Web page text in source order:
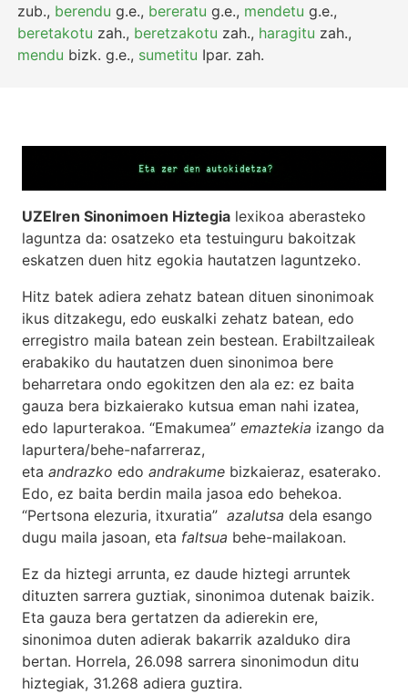
zub., berendu g.e., bereratu g.e., mendetu g.e.,
beretakotu zah., beretzakotu zah., haragitu zah.,
mendu bizk. g.e., sumetitu Ipar. zah.
UZEIren Sinonimoen Hiztegia lexikoa aberasteko
laguntza da: osatzeko eta testuinguru bakoitzak
eskatzen duen hitz egokia hautatzen laguntzeko.
Hitz batek adiera zehatz batean dituen sinonimoak
ikus ditzakegu, edo euskalki zehatz batean, edo
erregistro maila batean zein bestean. Erabiltzaileak
erabakiko du hautatzen duen sinonimoa bere
beharretara ondo egokitzen den ala ez: ez baita
gauza bera bizkaierako kutsua eman nahi izatea,
edo lapurterakoa. “Emakumea” emaztekia izango da
lapurtera/behe-nafarreraz,
eta andrazko edo andrakume bizkaieraz, esaterako.
Edo, ez baita berdin maila jasoa edo behekoa.
“Pertsona elezuria, itxuratia” azalutsa dela esango
dugu maila jasoan, eta faltsua behe-mailakoan.
Ez da hiztegi arrunta, ez daude hiztegi arruntek
dituzten sarrera guztiak, sinonimoa dutenak baizik.
Eta gauza bera gertatzen da adierekin ere,
sinonimoa duten adierak bakarrik azalduko dira
bertan. Horrela, 26.098 sarrera sinonimodun ditu
hiztegiak, 31.268 adiera guztira.